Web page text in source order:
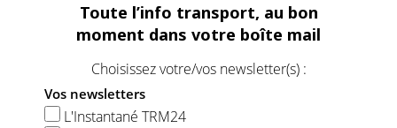
Toute l’info transport, au bon
moment dans votre boîte mail
Choisissez votre/vos newsletter(s) :
Vos newsletters
L'Instantané TRM24